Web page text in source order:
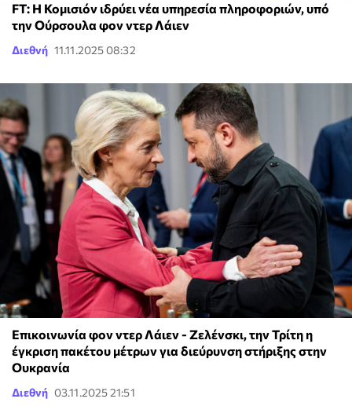
FT: Η Κομισιόν ιδρύει νέα υπηρεσία πληροφοριών, υπό
την Ούρσουλα φον ντερ Λάιεν
Διεθνή 11.11.2025 08:32
Επικοινωνία φον ντερ Λάιεν - Ζελένσκι, την Τρίτη η
έγκριση πακέτου μέτρων για διεύρυνση στήριξης στην
Ουκρανία
Διεθνή 03.11.2025 21:51